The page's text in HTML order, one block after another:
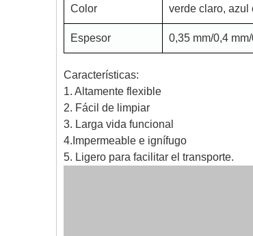
Color verde claro, azul
Espesor 0,35 mm/0,4
Características:
1. Altamente flexible
2. Fácil de limpiar
3. Larga vida funcional
4.Impermeable e ignífugo
5. Ligero para facilitar el transporte.